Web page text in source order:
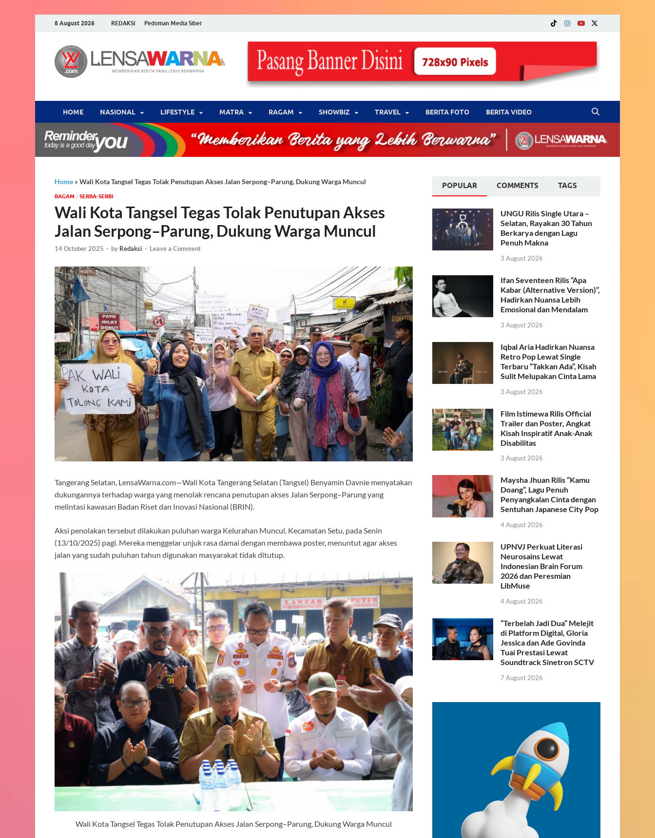
8 August 2026 REDAKSI Pedoman Media Siber
LENSA WARNA .com
Memberikan Berita yang Lebih Berwarna
HOME NASIONAL ‎LIFESTYLE MATRA ‎RAGAM ‎SHOWBIZ ‎TRAVEL BERITA FOTO BERITA VIDEO
Home » Wali Kota Tangsel Tegas Tolak Penutupan Akses Jalan Serpong–Parung, Dukung Warga Muncul
‎RAGAM / SERBA-SERBI
Wali Kota Tangsel Tegas Tolak Penutupan Akses
Jalan Serpong–Parung, Dukung Warga Muncul
14 October 2025 - by Redaksi - Leave a Comment
Tangerang Selatan, LensaWarna.com—Wali Kota Tangerang Selatan (Tangsel) Benyamin Davnie menyatakan
dukungannya terhadap warga yang menolak rencana penutupan akses Jalan Serpong–Parung yang
melintasi kawasan Badan Riset dan Inovasi Nasional (BRIN).
Aksi penolakan tersebut dilakukan puluhan warga Kelurahan Muncul, Kecamatan Setu, pada Senin
(13/10/2025) pagi. Mereka menggelar unjuk rasa damai dengan membawa poster, menuntut agar akses
jalan yang sudah puluhan tahun digunakan masyarakat tidak ditutup.
Wali Kota Tangsel Tegas Tolak Penutupan Akses Jalan Serpong–Parung, Dukung Warga Muncul
POPULAR COMMENTS TAGS
UNGU Rilis Single Utara –
Selatan, Rayakan 30 Tahun
Berkarya dengan Lagu
Penuh Makna
3 August 2026
Ifan Seventeen Rilis “Apa
Kabar (Alternative Version)”,
Hadirkan Nuansa Lebih
Emosional dan Mendalam
3 August 2026
Iqbal Aria Hadirkan Nuansa
Retro Pop Lewat Single
Terbaru “Takkan Ada”, Kisah
Sulit Melupakan Cinta Lama
3 August 2026
Film Istimewa Rilis Official
Trailer dan Poster, Angkat
Kisah Inspiratif Anak-Anak
Disabilitas
3 August 2026
Maysha Jhuan Rilis “Kamu
Doang”, Lagu Penuh
Penyangkalan Cinta dengan
Sentuhan Japanese City Pop
4 August 2026
UPNVJ Perkuat Literasi
Neurosains Lewat
Indonesian Brain Forum
2026 dan Peresmian
LibMuse
4 August 2026
“Terbelah Jadi Dua” Melejit
di Platform Digital, Gloria
Jessica dan Ade Govinda
Tuai Prestasi Lewat
Soundtrack Sinetron SCTV
7 August 2026